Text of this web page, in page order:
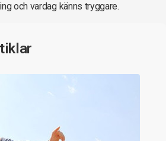
och vardag känns tryggare.